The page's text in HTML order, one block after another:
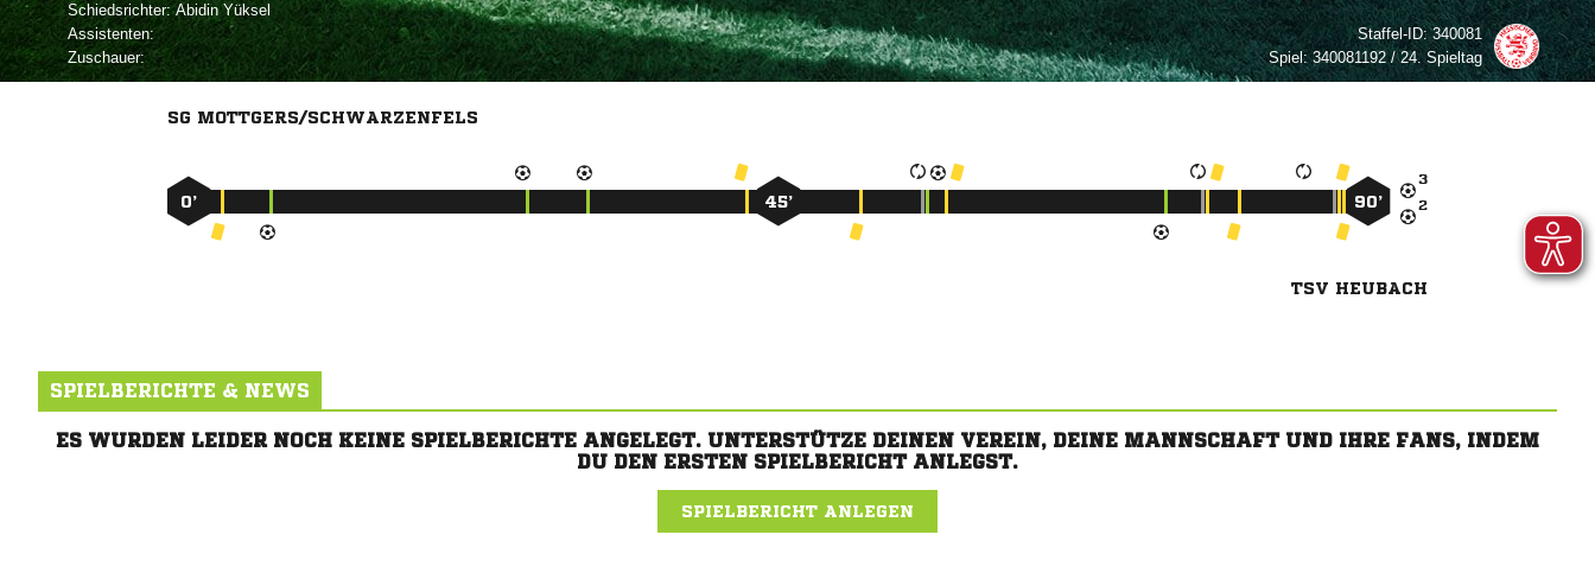
Schiedsrichter: 
Assistenten:
Zuschauer:
Staffel-ID:340081
Spiel:340081192 / 24. Spieltag
SG MOTTGERS/SCHWARZENFELS


0’ 45’ 90’
TSV HEUBACH
SPIELBERICHTE & NEWS
ES WURDEN LEIDER NOCH KEINE SPIELBERICHTE ANGELEGT. UNTERSTÜTZE DEINEN VEREIN, DEINE MANNSCHAFT UND IHRE FANS, INDEM
DU DEN ERSTEN SPIELBERICHT ANLEGST.
SPIELBERICHT ANLEGEN